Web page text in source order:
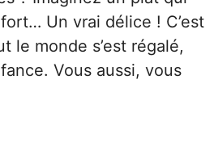
Un vrai délice ! C’est
le monde s’est régalé,
Vous aussi, vous